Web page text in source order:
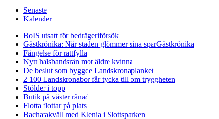
Senaste
Kalender
BoIS utsatt för bedrägeriförsök
Gästkrönika: När staden glömmer sina spårGästkrönika
Fängelse för rattfylla
Nytt halsbandsrån mot äldre kvinna
De beslut som byggde Landskronaplanket
2 100 Landskronabor får tycka till om tryggheten
Stölder i topp
Butik på väster rånad
Flotta flottar på plats
Bachatakväll med Klenia i Slottsparken